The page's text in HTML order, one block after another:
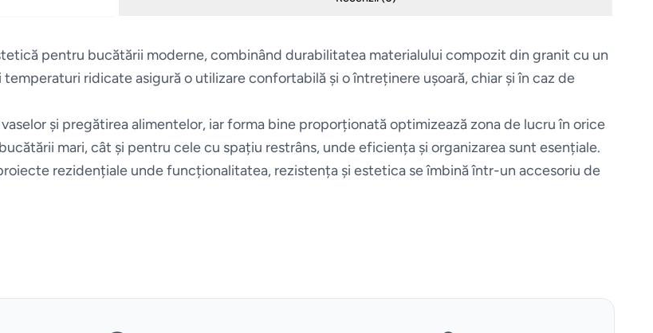
pentru bucătării moderne, combinând durabilitatea materialului compozit din granit cu un
ridicate asigură o utilizare confortabilă și o întreținere ușoară, chiar și în caz de
și pregătirea alimentelor, iar forma bine proporționată optimizează zona de lucru în orice
mari, cât și pentru cele cu spațiu restrâns, unde eficiența și organizarea sunt esențiale.
rezidențiale unde funcționalitatea, rezistența și estetica se îmbină într-un accesoriu de